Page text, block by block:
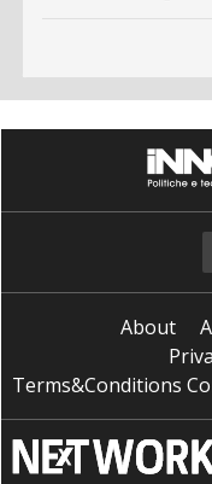
About
Terms&Conditions